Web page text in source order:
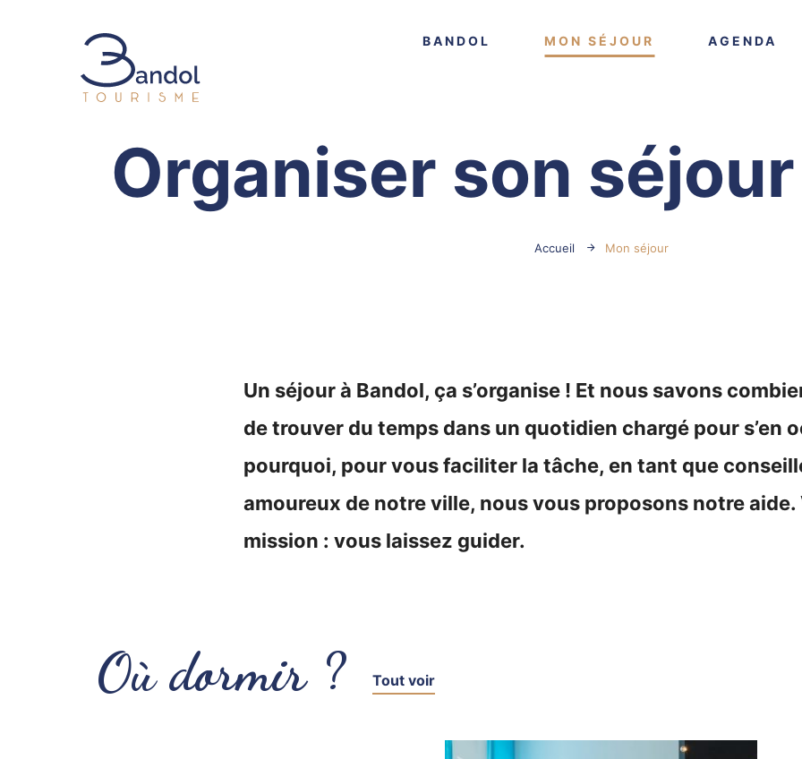
BANDOL VOIR PLUSMON SÉJOUR VOIR PLUSAGENDA
Organiser son
Accueil Mon séjour
Un séjour à Bandol, ça s’organise ! Et nous savons
de trouver du temps dans un quotidien chargé pour s’en
pourquoi, pour vous faciliter la tâche, en tant que
amoureux de notre ville, nous vous proposons notre aide.
mission : vous laissez guider.
Où dormir ? Tout voir